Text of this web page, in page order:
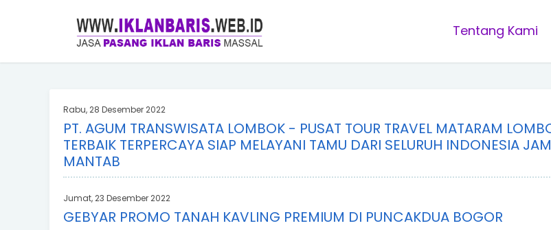
Tentang Kami
Rabu, 28 Desember 2022
PT. AGUM TRANSWISATA LOMBOK - PUSAT TOUR TRAVEL MATARAM
TERBAIK TERPERCAYA SIAP MELAYANI TAMU DARI SELURUH INDONESIA
MANTAB
Jumat, 23 Desember 2022
GEBYAR PROMO TANAH KAVLING PREMIUM DI PUNCAKDUA BOGOR